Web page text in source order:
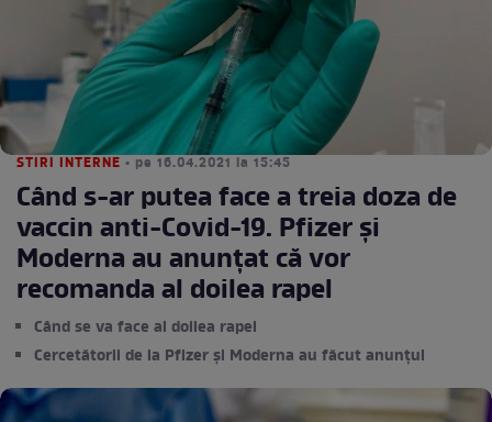
STIRI INTERNE • pe 16.04.2021 la 15:45
Când s-ar putea face a treia doza de
vaccin anti-Covid-19. Pfizer și
Moderna au anunțat că vor
recomanda al doilea rapel
Când se va face al doilea rapel
Cercetătorii de la Pfizer și Moderna au făcut anunțul